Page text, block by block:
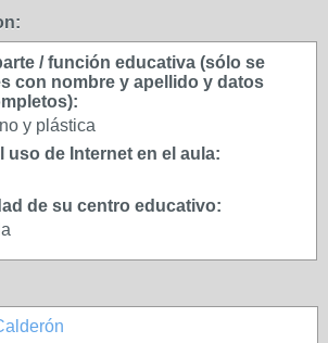
/ función educativa (sólo se
con nombre y apellido y datos
y plástica
uso de Internet en el aula:
de su centro educativo: